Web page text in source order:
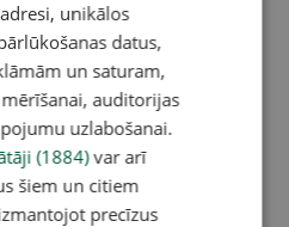
unikālos
datus,
un saturam,
auditorijas
uzlabošanai.
(1884)var arī
šiem un citiem
precīzus